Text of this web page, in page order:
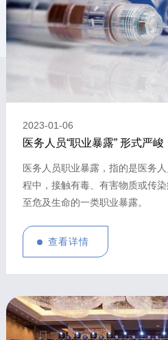
2023-01-06
医务人员“职业暴露” 形式严峻
医务人员职业暴露，指的是医务
程中，接触有毒、有害物质或传
至危及生命的一类职业暴露。
查看详情